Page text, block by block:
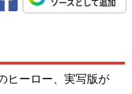
ヒーロー、実写版が